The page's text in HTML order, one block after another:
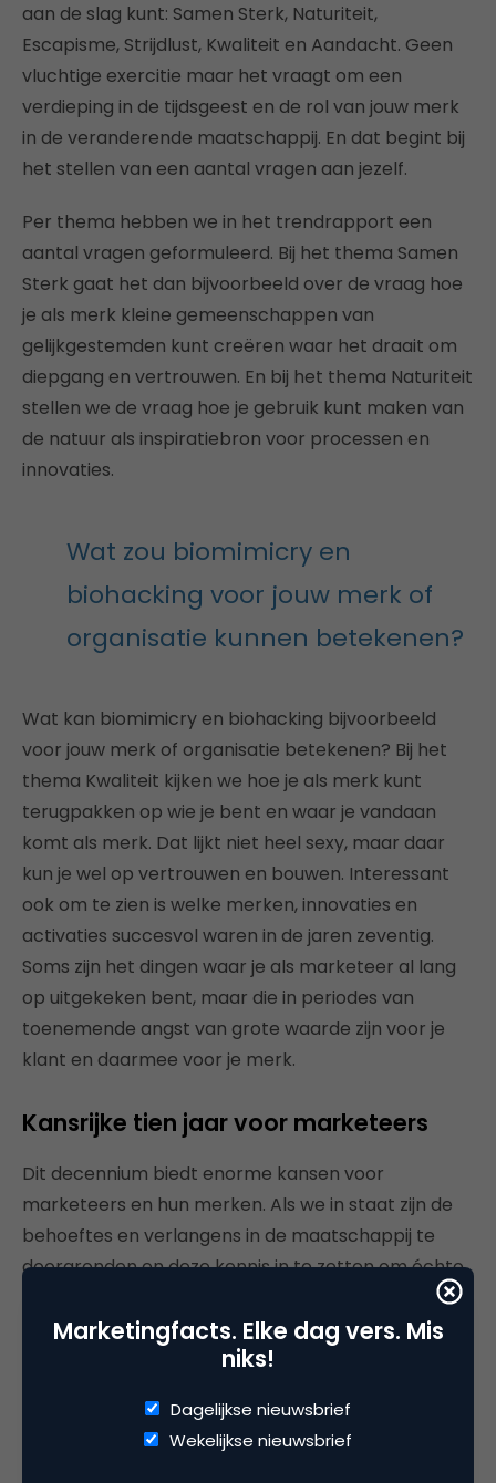
aan de slag kunt: Samen Sterk, Naturiteit,
Escapisme, Strijdlust, Kwaliteit en Aandacht. Geen
vluchtige exercitie maar het vraagt om een
verdieping in de tijdsgeest en de rol van jouw merk
in de veranderende maatschappij. En dat begint bij
het stellen van een aantal vragen aan jezelf.
Per thema hebben we in het trendrapport een
aantal vragen geformuleerd. Bij het thema Samen
Sterk gaat het dan bijvoorbeeld over de vraag hoe
je als merk kleine gemeenschappen van
gelijkgestemden kunt creëren waar het draait om
diepgang en vertrouwen. En bij het thema Naturiteit
stellen we de vraag hoe je gebruik kunt maken van
de natuur als inspiratiebron voor processen en
innovaties.
Wat zou biomimicry en
biohacking voor jouw merk of
organisatie kunnen betekenen?
Wat kan biomimicry en biohacking bijvoorbeeld
voor jouw merk of organisatie betekenen? Bij het
thema Kwaliteit kijken we hoe je als merk kunt
terugpakken op wie je bent en waar je vandaan
komt als merk. Dat lijkt niet heel sexy, maar daar
kun je wel op vertrouwen en bouwen. Interessant
ook om te zien is welke merken, innovaties en
activaties succesvol waren in de jaren zeventig.
Soms zijn het dingen waar je als marketeer al lang
op uitgekeken bent, maar die in periodes van
toenemende angst van grote waarde zijn voor je
klant en daarmee voor je merk.
Kansrijke tien jaar voor marketeers
Dit decennium biedt enorme kansen voor
marketeers en hun merken. Als we in staat zijn de
behoeftes en verlangens in de maatschappij te
doorgronden en deze kennis in te zetten om échte
verbindingen te leggen, dan verdienen we daarmee
het respect en de aandacht.
tegelijkertijd de kans voor merken en marketeers
om nu kritisch te zijn over hun eigen rol. Om de
Marketingfacts. Elke dag vers. Mis
niks!
Dagelijkse nieuwsbrief
Wekelijkse nieuwsbrief